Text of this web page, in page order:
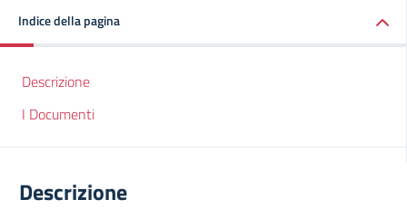
Indice della pagina
Descrizione
I Documenti
Descrizione